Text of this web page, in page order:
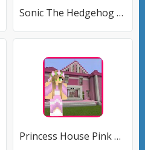
Sonic The Hedgehog 4 Episode II
Princess House Pink Map For MCPE